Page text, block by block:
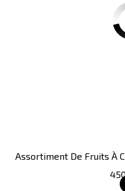
Assortiment De Fruits À